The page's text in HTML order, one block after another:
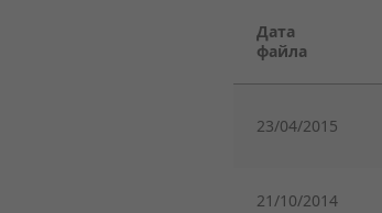
Дата
файла
23/04/2015
21/10/2014